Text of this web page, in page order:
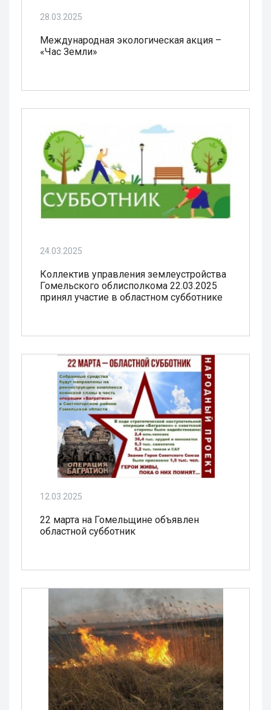
28.03.2025
Международная экологическая акция –
«Час Земли»
24.03.2025
Коллектив управления землеустройства
Гомельского облисполкома 22.03.2025
принял участие в областном субботнике
12.03.2025
22 марта на Гомельщине объявлен
областной субботник